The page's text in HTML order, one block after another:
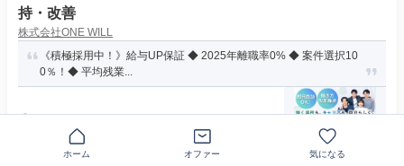
持・改善
株式会社ONE WILL
《積極採用中！》給与UP保証 ◆ 2025年離職率0% ◆ 案件選択10
0％！◆ 平均残業...
フルリモート
月給30万円～50万円
資格 ■開発経験1年以上 ■詳細設計、開発といった実務経験を
ホーム オファー 気になる